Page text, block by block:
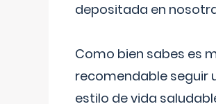
depositada en
Como bien sabes es
recomendable seguir
estilo de vida